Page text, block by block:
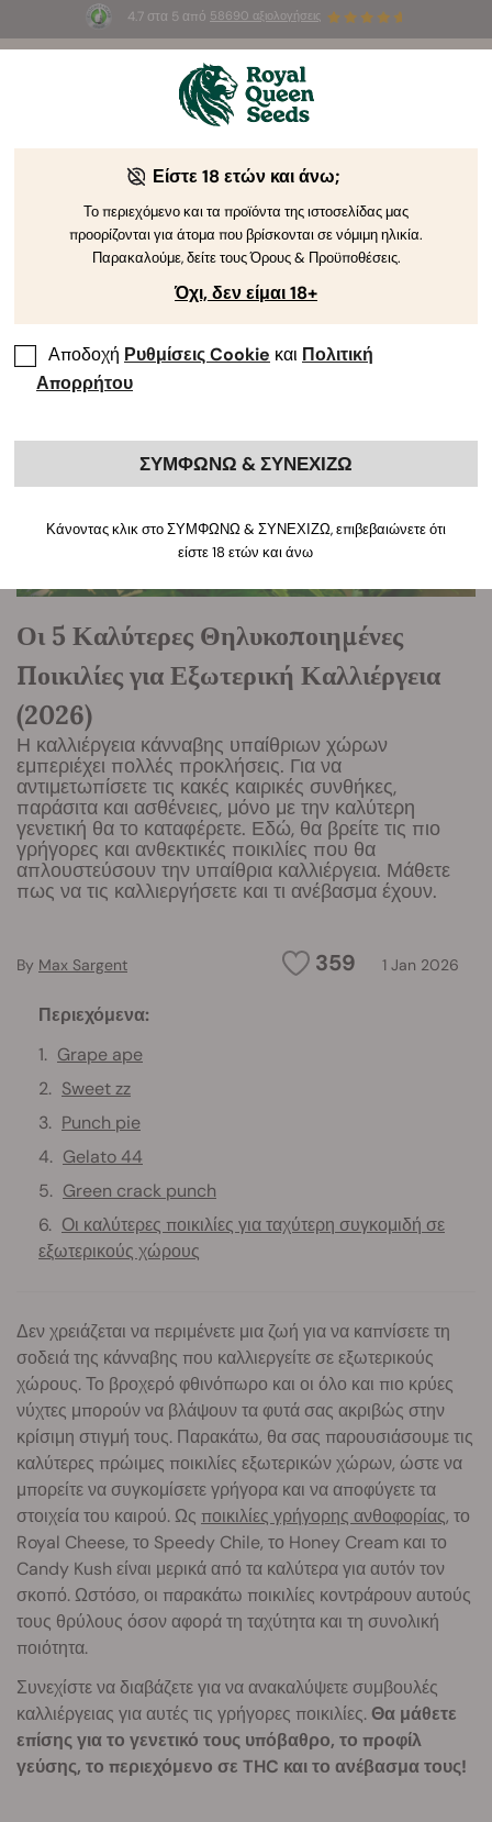
4.7 στα 5 από 58690 αξιολογήσεις
Summer Sales : Έως και -50%
προϊόντα! ⏤
The RQS Blog
Blog για το Lifestyle της Κάνναβης Pikilíes kai
Οι 5 Καλύτερες Θηλυκοποιημένες
Ποικιλίες για Εξωτερική Καλλιέργεια
(2026)
Η καλλιέργεια κάνναβης υπαίθριων χώρων
εμπεριέχει πολλές προκλήσεις. Για να
αντιμετωπίσετε τις κακές καιρικές συνθήκες,
παράσιτα και ασθένειες, μόνο με την καλύτερη
γενετική θα το καταφέρετε. Εδώ, θα βρείτε τις πιο
γρήγορες και ανθεκτικές ποικιλίες που θα
απλουστεύσουν την υπαίθρια καλλιέργεια. Μάθετε
πως να τις καλλιεργήσετε και τι ανέβασμα έχουν.
359 1 Jan 2026
By Max Sargent
Περιεχόμενα:
Grape ape
Sweet zz
Punch pie
Gelato 44
Green crack punch
Οι καλύτερες ποικιλίες για ταχύτερη συγκομιδή σε
εξωτερικούς χώρους
Δεν χρειάζεται να περιμένετε μια ζωή για να καπνίσετε τη
σοδειά της κάνναβης που καλλιεργείτε σε εξωτερικούς
χώρους. Το βροχερό φθινόπωρο και οι όλο και πιο κρύες
νύχτες μπορούν να βλάψουν τα φυτά σας ακριβώς στην
κρίσιμη στιγμή τους. Παρακάτω, θα σας παρουσιάσουμε τις
καλύτερες πρώιμες ποικιλίες εξωτερικών χώρων, ώστε να
μπορείτε να συγκομίσετε γρήγορα και να αποφύγετε τα
στοιχεία του καιρού. Ως ποικιλίες γρήγορης ανθοφορίας, το
Royal Cheese, το Speedy Chile, το Honey Cream και το
Candy Kush είναι μερικά από τα καλύτερα για αυτόν τον
σκοπό. Ωστόσο, οι παρακάτω ποικιλίες κοντράρουν αυτούς
τους θρύλους όσον αφορά τη ταχύτητα και τη συνολική
ποιότητα.
Συνεχίστε να διαβάζετε για να ανακαλύψετε συμβουλές
καλλιέργειας για αυτές τις γρήγορες ποικιλίες.Θα μάθετε
επίσης για το γενετικό τους υπόβαθρο, το προφίλ
γεύσης, το περιεχόμενο σε THC και το ανέβασμα τους!
Είστε 18 ετών και άνω;
Το περιεχόμενο και τα προϊόντα της ιστοσελίδας μας
προορίζονται για άτομα που βρίσκονται σε νόμιμη ηλικία.
Παρακαλούμε, δείτε τους Όρους & Προϋποθέσεις.
Όχι, δεν είμαι 18+
Αποδοχή Ρυθμίσεις Cookie και Πολιτική
Απορρήτου
ΣΥΜΦΩΝΩ & ΣΥΝΕΧΙΖΩ
Κάνοντας κλικ στο ΣΥΜΦΩΝΩ & ΣΥΝΕΧΙΖΩ, επιβεβαιώνετε ότι
είστε 18 ετών και άνω